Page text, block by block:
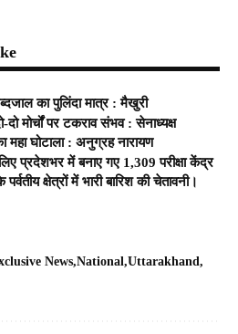
का पुलिंदा मात्र : मैखुरी
मोर्चों पर टकराव संभव : सेनाध्यक्ष
घोटाला : अनुग्रह नारायण
लिए प्रदेशभर में बनाए गए 1,309 परीक्षा केंद्र
क्षेत्रों में भारी बारिश की चेतावनी।
News National Uttarakhand